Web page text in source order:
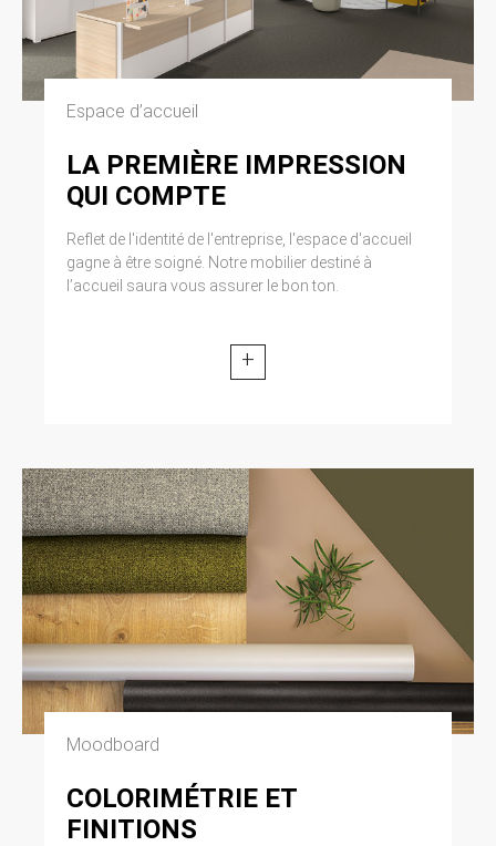
Espace d’accueil
LA PREMIÈRE IMPRESSION
QUI COMPTE
Reflet de l'identité de l'entreprise, l'espace d'accueil
gagne à être soigné. Notre mobilier destiné à
l’accueil saura vous assurer le bon ton.
+
Moodboard
COLORIMÉTRIE ET
FINITIONS